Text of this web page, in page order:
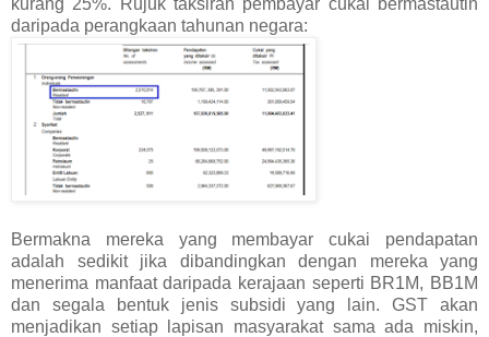
daripada perangkaan tahunan negara:
Bermakna mereka yang membayar cukai pendapatan
adalah sedikit jika dibandingkan dengan mereka yang
menerima manfaat daripada kerajaan seperti BR1M, BB1M
dan segala bentuk jenis subsidi yang lain. GST akan
menjadikan setiap lapisan masyarakat sama ada miskin,